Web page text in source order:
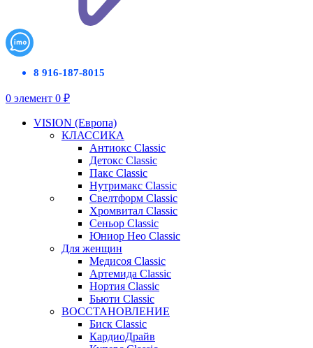
8 916-187-8015
0 элемент 0 ₽
VISION (Европа)
КЛАССИКА
Антиокс Classic
Детокс Classic
Пакс Classic
Нутримакс Classic
Свелтформ Classic
Хромвитал Classic
Сеньор Classic
Юниор Нео Classic
Для женщин
Медисоя Classic
Артемида Classic
Нортия Classic
Бьюти Classic
ВОССТАНОВЛЕНИЕ
Биск Classic
КардиоДрайв